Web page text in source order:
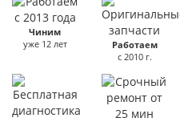
Чиним
уже 12 лет
Работаем
с 2010 г.